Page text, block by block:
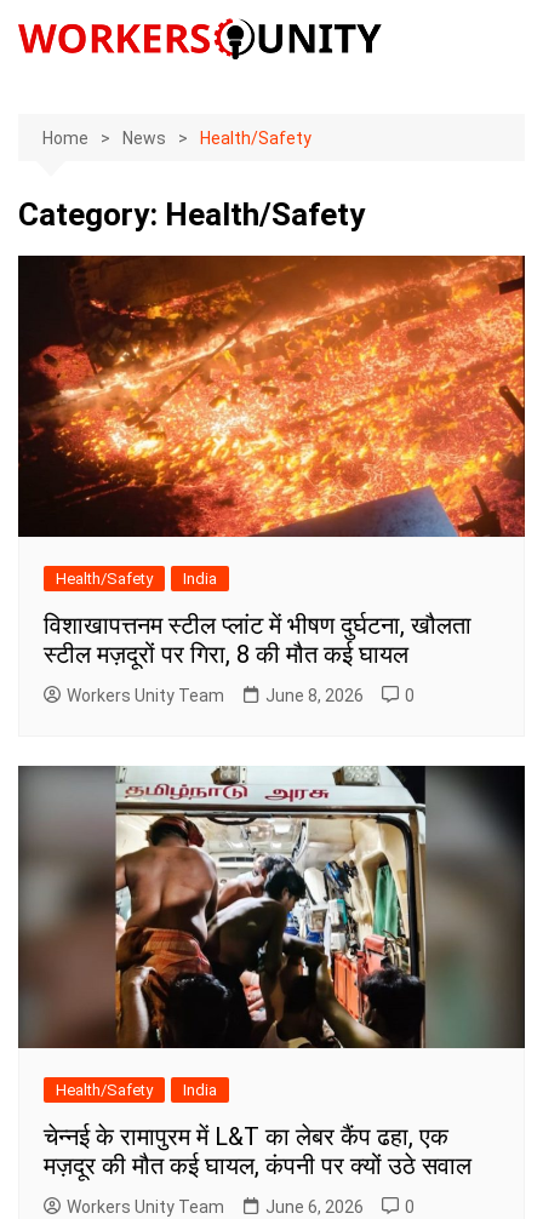
Home News Health/Safety
Category: Health/Safety
Health/Safety India
विशाखापत्तनम स्टील प्लांट में भीषण दुर्घटना, खौलता
स्टील मज़दूरों पर गिरा, 8 की मौत कई घायल
Workers Unity Team June 8, 2026 0
Health/Safety India
चेन्नई के रामापुरम में L&T का लेबर कैंप ढहा, एक
मज़दूर की मौत कई घायल, कंपनी पर क्यों उठे सवाल
Workers Unity Team June 6, 2026 0